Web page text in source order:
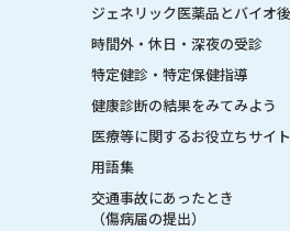
ジェネリック医薬品とバイオ
時間外・休日・深夜の受診
特定健診・特定保健指導
健康診断の結果をみてみよう
医療等に関するお役立ちサイ
用語集
交通事故にあったとき
（傷病届の提出）